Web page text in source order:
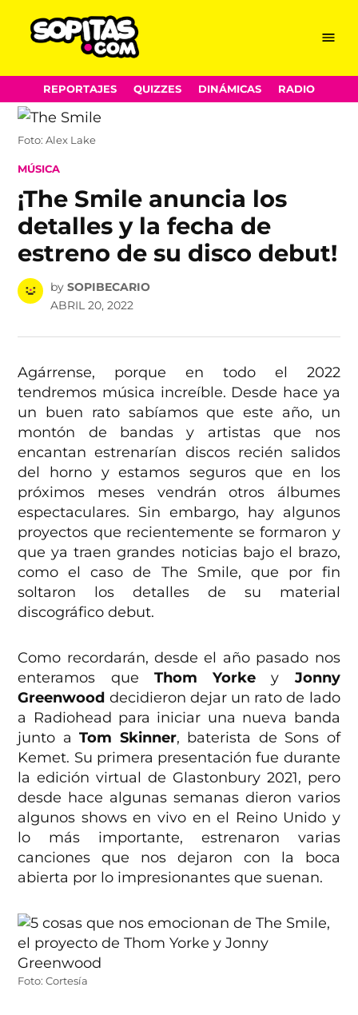
Skip
to
content
Menu
REPORTAJES QUIZZES DINÁMICAS RADIO
Foto: Alex Lake
POSTED
MÚSICA
¡The Smile anuncia los
detalles y la fecha de
estreno de su disco debut!
by SOPIBECARIO
ABRIL 20, 2022
Agárrense, porque en todo el 2022
tendremos música increíble. Desde hace ya
un buen rato sabíamos que este año, un
montón de bandas y artistas que nos
encantan estrenarían discos recién salidos
del horno y estamos seguros que en los
próximos meses vendrán otros álbumes
espectaculares. Sin embargo, hay algunos
proyectos que recientemente se formaron y
que ya traen grandes noticias bajo el brazo,
como el caso de The Smile, que por fin
soltaron los detalles de su material
discográfico debut.
Como recordarán, desde el año pasado nos
enteramos que Thom Yorke y Jonny
Greenwood decidieron dejar un rato de lado
a Radiohead para iniciar una nueva banda
junto aTom Skinner, baterista de Sons of
Kemet. Su primera presentación fue durante
la edición virtual de Glastonbury 2021, pero
desde hace algunas semanas dieron varios
algunos shows en vivo en el Reino Unido y
lo más importante, estrenaron varias
canciones que nos dejaron con la boca
abierta por lo impresionantes que suenan.
Foto: Cortesía